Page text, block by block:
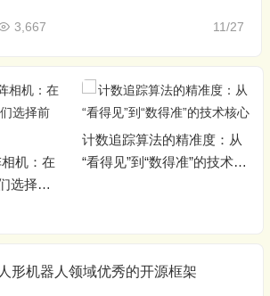
11/27
3,667
机：在
选择前
计数追踪算法的精准度：从
“看得见”到“数得准”的技术核
人形机器人领域优秀的开源框架